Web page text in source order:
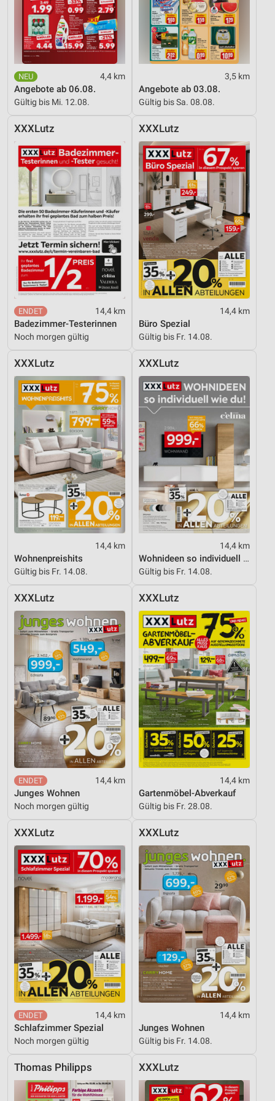
4,4 km
Angebote ab 06.08.
Gültig bis Mi. 12.08.
3,5 km
Angebote ab 03.08.
Gültig bis Sa. 08.08.
XXXLutz
14,4 km
Badezimmer-Testerinnen
Noch morgen gültig
XXXLutz
14,4 km
Büro Spezial
Gültig bis Fr. 14.08.
XXXLutz
14,4 km
Wohnenpreishits
Gültig bis Fr. 14.08.
XXXLutz
14,4 km
Wohnideen so individuell wie du!
Gültig bis Fr. 14.08.
XXXLutz
14,4 km
Junges Wohnen
Noch morgen gültig
XXXLutz
14,4 km
Gartenmöbel-Abverkauf
Gültig bis Fr. 28.08.
XXXLutz
14,4 km
Schlafzimmer Spezial
Noch morgen gültig
XXXLutz
14,4 km
Junges Wohnen
Gültig bis Fr. 14.08.
Thomas Philipps XXXLutz
Verwendung reduzierter Daten zur Auswahl von
Inhalten
IAB-Besonderheiten:
Verwendung genauer Standortdaten
Geräte anhand von aktiv angeforderten
Nicht-IAB-Verarbeitungszwecke:
Notwendig
Performance
Funktional
Werbung